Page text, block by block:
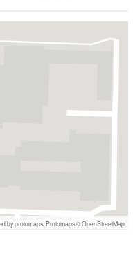
by protomaps Protomaps©OpenStreetMap